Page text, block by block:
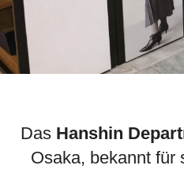
Das Hanshin
Osaka, bekannt für